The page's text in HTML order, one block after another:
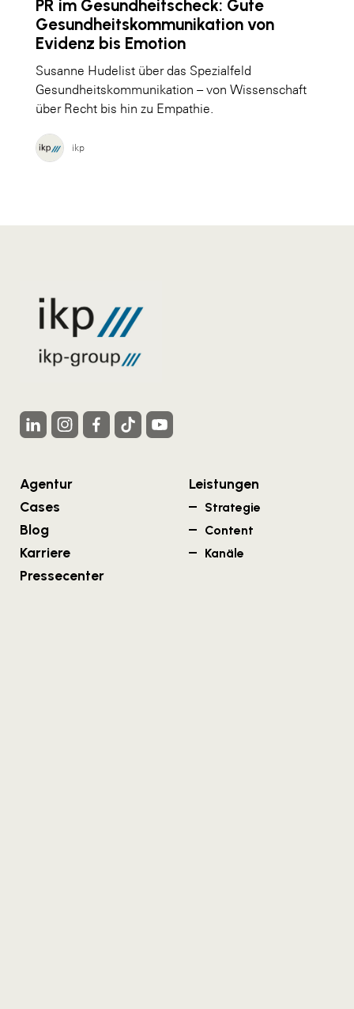
PR im Gesundheitscheck: Gute
Gesundheitskommunikation von
Evidenz bis Emotion
Susanne Hudelist über das Spezialfeld
Gesundheitskommunikation – von Wissenschaft
über Recht bis hin zu Empathie.
ikp
Agentur
Cases
Blog
Karriere
Pressecenter
Leistungen
Strategie
Content
Kanäle